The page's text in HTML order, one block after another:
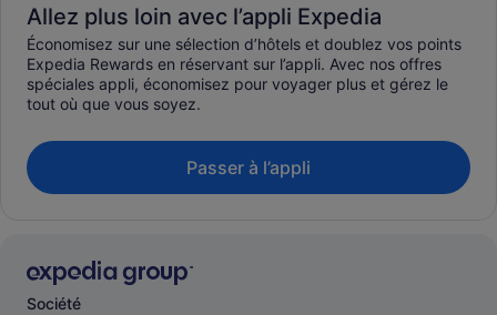
Allez plus loin avec l’appli Expedia
Économisez sur une sélection d’hôtels et doublez vos points
Expedia Rewards en réservant sur l’appli. Avec nos offres
spéciales appli, économisez pour voyager plus et gérez le
tout où que vous soyez.
Passer à l’appli
Société